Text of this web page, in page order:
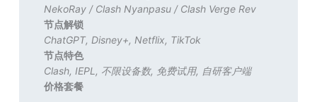
NekoRay / Clash Nyanpasu / Clash Verge Rev
节点解锁
ChatGPT, Disney+, Netflix, TikTok
节点特色
Clash, IEPL , 不限设备数, 免费试用, 自研客户端
价格套餐